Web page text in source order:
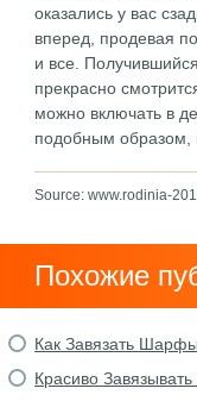
оказались у вас
вперед, продевая
и все.
прекрасно
можно включать в
подобным образом,
Source: www.rodinia-
Похожие
Как Завязать Шарфы
Красиво